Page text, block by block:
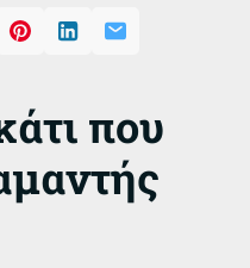
που